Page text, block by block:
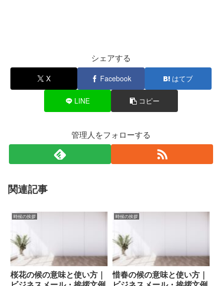
シェアする
X Facebook はてブ
LINE コピー
管理人をフォローする
関連記事
時候の挨拶
桜花の候の意味と使い方｜
時候の挨拶
惜春の候の意味と使い方｜